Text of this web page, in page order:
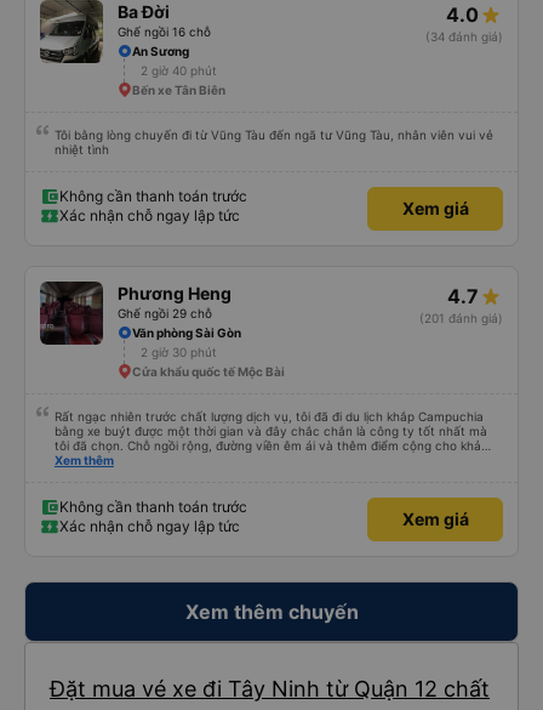
Ba Đời
Ghế ngồi 16 chỗ
4.0
(34 đánh giá)
An Sương
2 giờ 40 phút
Bến xe Tân Biên
Tôi bằng lòng chuyến đi từ Vũng Tàu đến ngã tư Vũng Tàu, nhân viên vui vẻ
nhiệt tình
Không cần thanh toán trước
Xác nhận chỗ ngay lập tức
Xem giá
Phương Heng
Ghế ngồi 29 chỗ
4.7
(201 đánh giá)
Văn phòng Sài Gòn
2 giờ 30 phút
Cửa khẩu quốc tế Mộc Bài
Rất ngạc nhiên trước chất lượng dịch vụ, tôi đã đi du lịch khắp Campuchia
bằng xe buýt được một thời gian và đây chắc chắn là công ty tốt nhất mà
tôi đã chọn. Chỗ ngồi rộng, đường viền êm ái và thêm điểm cộng cho khả
năng nằm. (Bạn có thể không hiểu mọi chuyện xảy ra ở biên giới, với hộ
Xem thêm
Không cần thanh toán trước
Xác nhận chỗ ngay lập tức
Xem giá
Xem thêm chuyến
Đặt mua vé xe đi Tây Ninh từ Quận 12 chất